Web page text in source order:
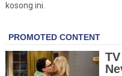
kosong ini.